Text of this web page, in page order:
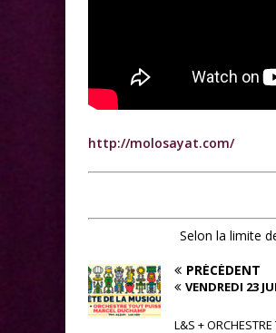
http://molosayat.com/
Selon la limite
PRÉCÉDENT
VENDREDI 23
L&S +